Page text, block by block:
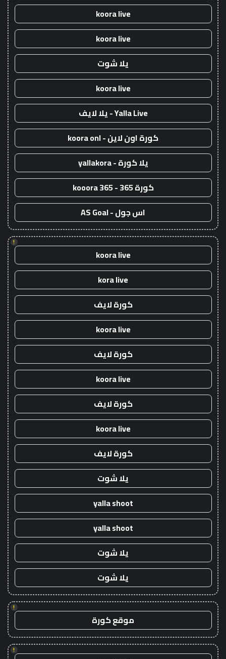
koora live
koora live
يلا شوت
koora live
Yalla Live - يلا لايف
كورة اون لاين - koora onl
يلا كورة - yallakora
كورة 365 - kooora 365
اس جول - AS Goal
!
koora live
kora live
كورة لايف
koora live
كورة لايف
koora live
كورة لايف
koora live
كورة لايف
يلا شوت
yalla shoot
yalla shoot
يلا شوت
يلا شوت
!
موقع كورة
!